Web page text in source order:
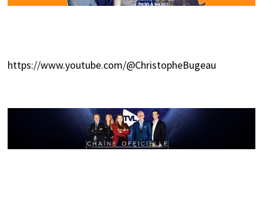
https://www.youtube.com/@ChristopheBugeau